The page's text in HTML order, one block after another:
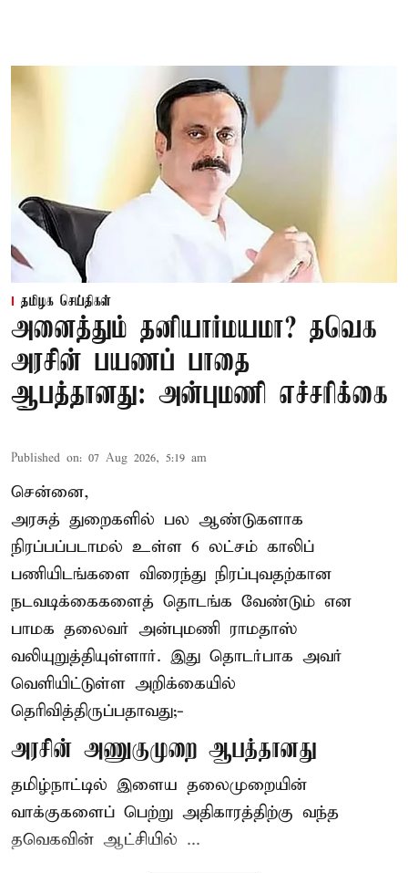
தமிழக செய்திகள்
அனைத்தும் தனியார்மயமா? தவெக
அரசின் பயணப் பாதை
ஆபத்தானது: அன்புமணி எச்சரிக்கை
Published on: 07 Aug 2026, 5:19 am
சென்னை,
அரசுத் துறைகளில் பல ஆண்டுகளாக
நிரப்பப்படாமல் உள்ள 6 லட்சம் காலிப்
பணியிடங்களை விரைந்து நிரப்புவதற்கான
நடவடிக்கைகளைத் தொடங்க வேண்டும் என
பாமக தலைவர் அன்புமணி ராமதாஸ்
வலியுறுத்தியுள்ளார். இது தொடர்பாக அவர்
வெளியிட்டுள்ள அறிக்கையில்
தெரிவித்திருப்பதாவது;-
அரசின் அணுகுமுறை ஆபத்தானது
தமிழ்நாட்டில் இளைய தலைமுறையின்
வாக்குகளைப் பெற்று அதிகாரத்திற்கு வந்த
தவெகவின் ஆட்சியில் ...